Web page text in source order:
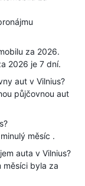
za 2026.
2026 je 7 dní.
aut v Vilnius?
půjčovnou aut
měsíc .
auta v Vilnius?
měsíci byla za